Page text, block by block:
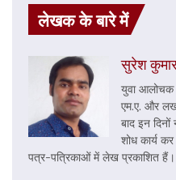
लेखक के बारे में
सुरेश
युवा आलोचक
एम.ए. और
बाद इन
शोध कार्य
पत्र-पत्रिकाओं में लेख प्रकाशित हैं।